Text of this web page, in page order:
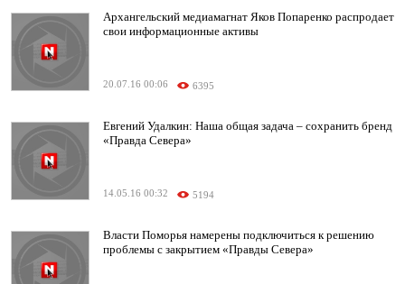
Архангельский медиамагнат Яков Попаренко распродает
свои информационные активы
20.07.16 00:06 6395
Евгений Удалкин: Наша общая задача – сохранить бренд
«Правда Севера»
14.05.16 00:32 5194
Власти Поморья намерены подключиться к решению
проблемы с закрытием «Правды Севера»